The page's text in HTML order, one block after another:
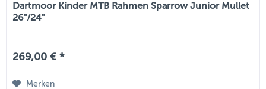
Dartmoor Kinder MTB Rahmen Sparrow Junior Mullet
26"/24"
269,00 € *
Merken